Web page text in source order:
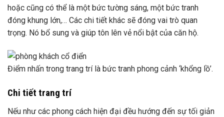
hoặc cũng có thể là một bức tường sáng, một bức tranh
đóng khung lớn,… Các chi tiết khác sẽ đóng vai trò quan
trọng. Nó bổ sung và giúp tôn lên vẻ nổi bật của căn hộ.
Điểm nhấn trong trang trí là bức tranh phong cảnh ‘khổng lồ’.
Chi tiết trang trí
Nếu như các phong cách hiện đại đều hướng đến sự tối giản